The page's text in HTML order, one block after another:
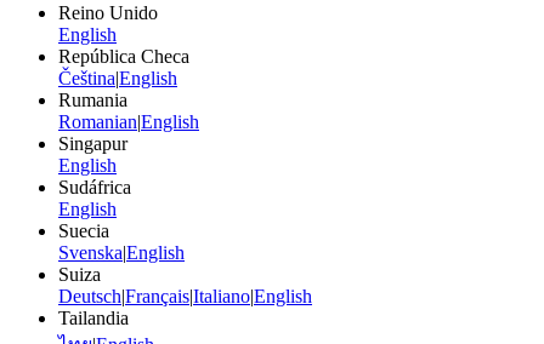
Reino Unido
English
República Checa
Čeština|English
Rumania
Romanian|English
Singapur
English
Sudáfrica
English
Suecia
Svenska|English
Suiza
Deutsch|Français|Italiano|English
Tailandia